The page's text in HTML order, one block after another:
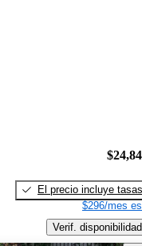
El precio incluye tasas
$296/mes
Verif. disponibilidad